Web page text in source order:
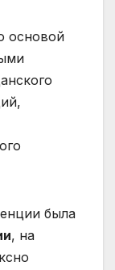
основой
была
, на